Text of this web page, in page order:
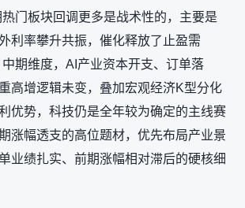
热门板块回调更多是战术性的，主要是
利率攀升共振，催化释放了止盈需
中期维度，AI产业资本开支、订单落
高增逻辑未变，叠加宏观经济K型分化
优势，科技仍是全年较为确定的主线赛
涨幅透支的高位题材，优先布局产业景
业绩扎实、前期涨幅相对滞后的硬核细